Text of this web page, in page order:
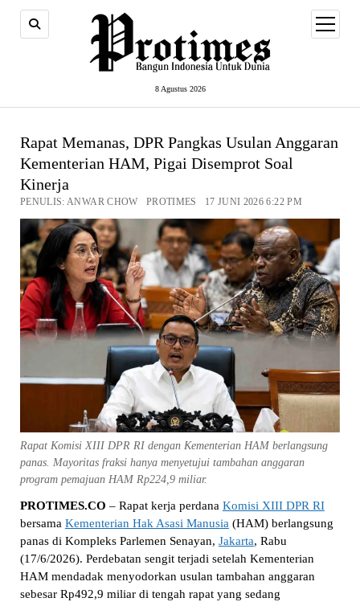
8 Agustus 2026
open
menu
Rapat Memanas, DPR Pangkas Usulan Anggaran
Kementerian HAM, Pigai Disemprot Soal
Kinerja
PENULIS: ANWAR CHOW PROTIMES 17 JUNI 2026 6:22 PM
Rapat Komisi XIII DPR RI dengan Kementerian HAM berlangsung
panas. Mayoritas fraksi hanya menyetujui tambahan anggaran
program pemajuan HAM Rp224,9 miliar.
PROTIMES.CO – Rapat kerja perdana Komisi XIII DPR RI
bersama Kementerian Hak Asasi Manusia (HAM) berlangsung
panas di Kompleks Parlemen Senayan, Jakarta, Rabu
(17/6/2026). Perdebatan sengit terjadi setelah Kementerian
HAM mendadak menyodorkan usulan tambahan anggaran
sebesar Rp492,9 miliar di tengah rapat yang sedang